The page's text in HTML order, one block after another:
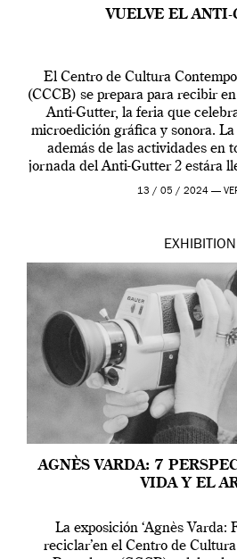
VUELVE EL ANTI-
El Centro de Cultura
(CCCB) se prepara para recibir
Anti-Gutter, la feria que
microedición gráfica y sonora.
además de las actividades en
jornada del Anti-Gutter 2 estára
[…]
13 / 05 / 2024 —
EXHIBITION
AGNÈS VARDA: 7
VIDA Y EL
La exposición ‘Agnès Varda:
reciclar’en el Centro de